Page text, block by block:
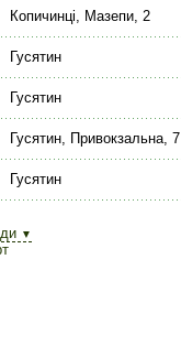
Копичинці, Мазепи, 2
Гусятин
Гусятин
Гусятин, Привокзальна, 7
Гусятин
▼